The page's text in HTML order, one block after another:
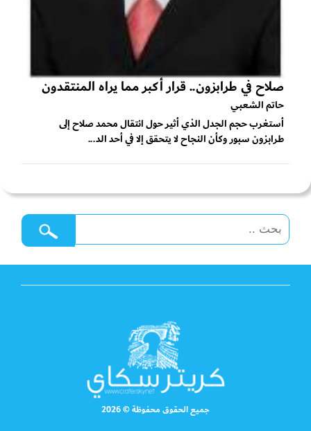
صلاح في طرابزون.. قرار أكبر مما يراه المنتقدون
حاتم الشعبي
أستغرب حجم الجدل الذي أثير حول انتقال محمد صلاح إلى
طرابزون سبور وكأن النجاح لا يتحقق إلا في أحد الد...
جميع الحقوق محفوظة © 2026